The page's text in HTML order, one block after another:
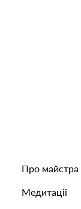
Про майстра
Медитації